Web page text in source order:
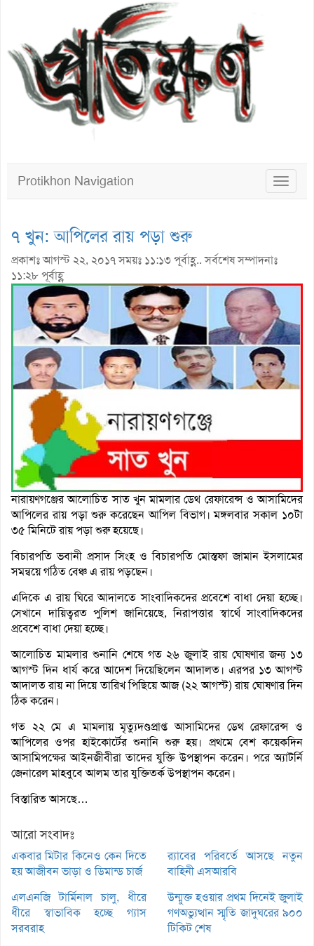
Toggle
Protikhon Navigation
৭ খুন: আপিলের রায় পড়া শুরু
প্রকাশঃ আগস্ট ২২, ২০১৭ সময়ঃ ১১:১৩ পূর্বাহ্ণ.. সর্বশেষ সম্পাদনাঃ
১১:২৮ পূর্বাহ্ণ
নারায়ণগঞ্জের আলোচিত সাত খুন মামলার ডেথ রেফারেন্স ও আসামিদের
আপিলের রায় পড়া শুরু করেছেন আপিল বিভাগ। মঙ্গলবার সকাল ১০টা
৩৫ মিনিটে রায় পড়া শুরু হয়েছে।
বিচারপতি ভবানী প্রসাদ সিংহ ও বিচারপতি মোস্তফা জামান ইসলামের
সমন্বয়ে গঠিত বেঞ্চ এ রায় পড়ছেন।
এদিকে এ রায় ঘিরে আদালতে সাংবাদিকদের প্রবেশে বাধা দেয়া হচ্ছে।
সেখানে দায়িত্বরত পুলিশ জানিয়েছে, নিরাপত্তার স্বার্থে সাংবাদিকদের
প্রবেশে বাধা দেয়া হচ্ছে।
আলোচিত মামলার শুনানি শেষে গত ২৬ জুলাই রায় ঘোষণার জন্য ১৩
আগস্ট দিন ধার্য করে আদেশ দিয়েছিলেন আদালত। এরপর ১৩ আগস্ট
আদালত রায় না দিয়ে তারিখ পিছিয়ে আজ (২২ আগস্ট) রায় ঘোষণার দিন
ঠিক করেন।
গত ২২ মে এ মামলায় মৃত্যুদণ্ডপ্রাপ্ত আসামিদের ডেথ রেফারেন্স ও
আপিলের ওপর হাইকোর্টের শুনানি শুরু হয়। প্রথমে বেশ কয়েকদিন
আসামিপক্ষের আইনজীবীরা তাদের যুক্তি উপস্থাপন করেন। পরে অ্যাটর্নি
জেনারেল মাহবুবে আলম তার যুক্তিতর্ক উপস্থাপন করেন।
বিস্তারিত আসছে…
আরো সংবাদঃ
একবার মিটার কিনেও কেন দিতে
হয় আজীবন ভাড়া ও ডিমান্ড চার্জ
র‌্যাবের পরিবর্তে আসছে নতুন
বাহিনী এসআরবি
এলএনজি টার্মিনাল চালু, ধীরে
ধীরে স্বাভাবিক হচ্ছে গ্যাস
সরবরাহ
উন্মুক্ত হওয়ার প্রথম দিনেই জুলাই
গণঅভ্যুত্থান স্মৃতি জাদুঘরের ৯০০
টিকিট শেষ